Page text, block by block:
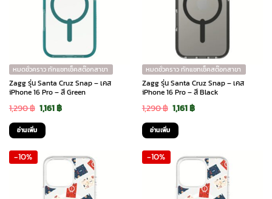
หมดชั่วคราว ทักแชทเช็คสต๊อกสาขา
Zagg รุ่น Santa Cruz Snap – เคส
iPhone 16 Pro – สี Green
1,290฿ Original
price
was:
1,290 ฿.
1,161฿Current
1,161 ฿.
อ่านเพิ่ม
หมดชั่วคราว ทักแชทเช็คสต๊อกสาขา
Zagg รุ่น Santa Cruz Snap – เคส
iPhone 16 Pro – สี Black
1,290฿ Original
price
was:
1,290 ฿.
1,161฿Current
1,161 ฿.
อ่านเพิ่ม
-10% -10%